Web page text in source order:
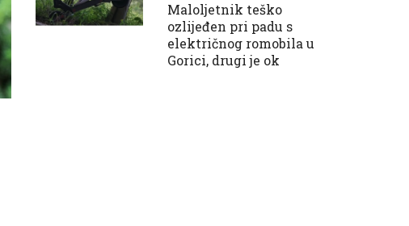
Maloljetnik teško
ozlijeđen pri padu s
električnog romobila u
Gorici, drugi je ok